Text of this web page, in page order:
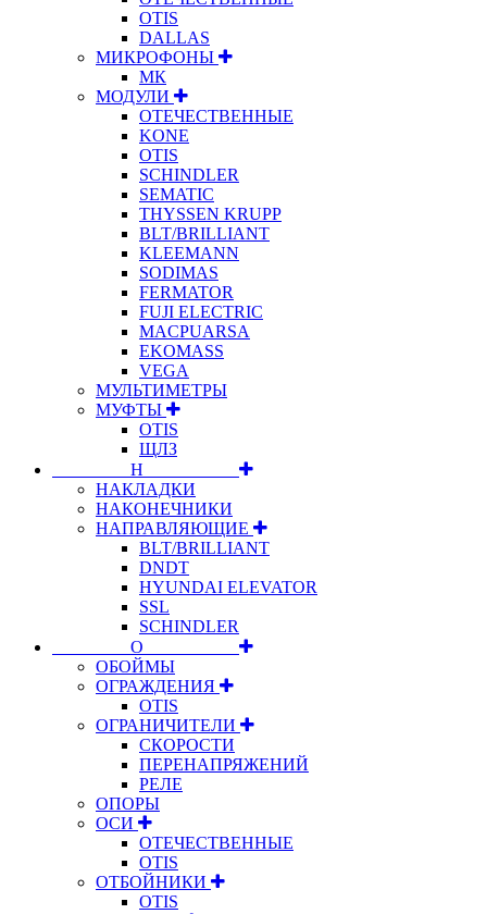
OTIS
DALLAS
МИКРОФОНЫ
МК
МОДУЛИ
ОТЕЧЕСТВЕННЫЕ
KONE
OTIS
SCHINDLER
SEMATIC
THYSSEN KRUPP
BLT/BRILLIANT
KLEEMANN
SODIMAS
FERMATOR
FUJI ELECTRIC
MACPUARSA
EKOMASS
VEGA
МУЛЬТИМЕТРЫ
МУФТЫ
OTIS
ЩЛЗ
⠀⠀⠀⠀⠀⠀Н⠀⠀⠀⠀⠀⠀⠀
НАКЛАДКИ
НАКОНЕЧНИКИ
НАПРАВЛЯЮЩИЕ
BLT/BRILLIANT
DNDT
HYUNDAI ELEVATOR
SSL
SCHINDLER
⠀⠀⠀⠀⠀⠀О⠀⠀⠀⠀⠀⠀⠀
ОБОЙМЫ
ОГРАЖДЕНИЯ
OTIS
ОГРАНИЧИТЕЛИ
СКОРОСТИ
ПЕРЕНАПРЯЖЕНИЙ
РЕЛЕ
ОПОРЫ
ОСИ
ОТЕЧЕСТВЕННЫЕ
OTIS
ОТБОЙНИКИ
OTIS